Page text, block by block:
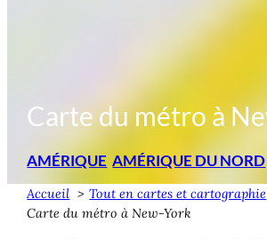
Carte du métro à
AMÉRIQUE AMÉRIQUE DU NORD
Accueil
Tout en cartes et cartographie
Carte du métro à New-York